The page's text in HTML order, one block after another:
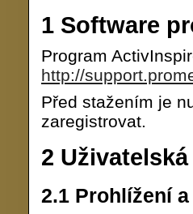
1 Software
Program
http://
Před stažením je
zaregistrovat.
2
2.1 Prohlížení